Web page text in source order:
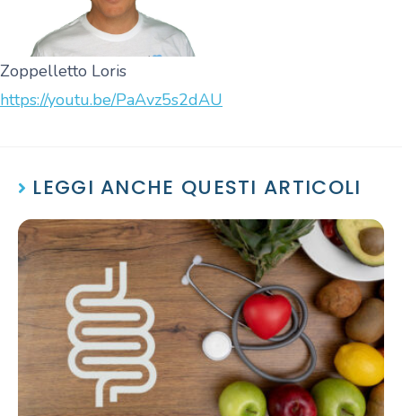
Zoppelletto Loris
https://youtu.be/PaAvz5s2dAU
LEGGI ANCHE QUESTI ARTICOLI